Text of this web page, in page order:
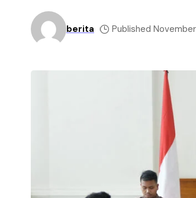
berita Published